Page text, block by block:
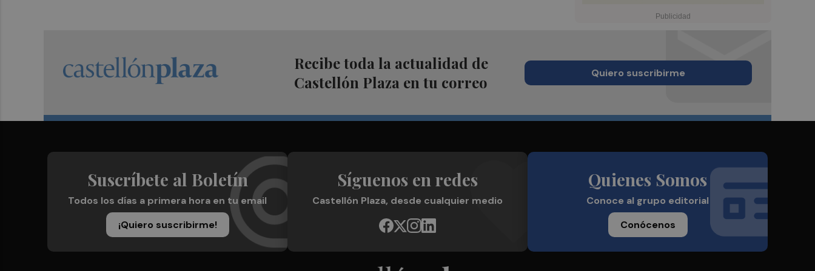
Recibe toda la actualidad de
Castellón Plaza en tu correo
Quiero suscribirme
Suscríbete al Boletín
Todos los días a primera hora en tu email
¡Quiero suscribirme!
Síguenos en redes
Castellón Plaza, desde cualquier medio
Quienes Somos
Conoce al grupo editorial
Conócenos